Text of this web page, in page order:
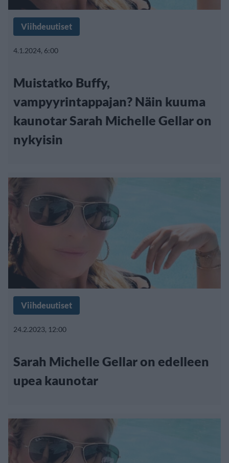
Viihdeuutiset
4.1.2024, 6:00
Muistatko Buffy,
vampyyrintappajan? Näin kuuma
kaunotar Sarah Michelle Gellar on
nykyisin
Viihdeuutiset
24.2.2023, 12:00
Sarah Michelle Gellar on edelleen
upea kaunotar